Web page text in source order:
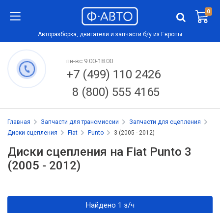
0
Авторазборка, двигатели и запчасти б/у из Европы
пн-вс 9:00-18:00
+7 (499) 110 2426
8 (800) 555 4165
Главная Запчасти для трансмиссии
Запчасти для сцепления
Диски сцепления
Fiat Punto 3 (2005 - 2012)
Диски сцепления на Fiat Punto 3
(2005 - 2012)
Найдено 1 з/ч